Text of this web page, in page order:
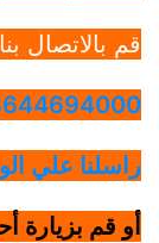
قم بالاتصال
راسلنا علي
أو قم بزيارة